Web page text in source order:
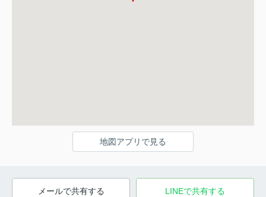
地図アプリで見る
メールで共有する LINEで共有する